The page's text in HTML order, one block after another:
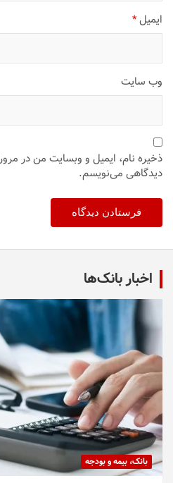
ایمیل*
وب‌ سایت
ذخیره نام، ایمیل و وبسایت من در
دیدگاهی می‌نویسم.
اخبار بانک‌ها
بانک، بیمه و بودجه